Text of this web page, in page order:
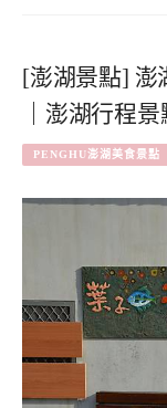
[澎湖景點] 澎
｜澎湖行程
PENGHU澎湖美食景點